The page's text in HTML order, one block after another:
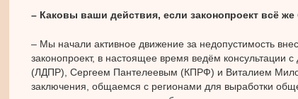
– Каковы ваши действия, если законопроект всё же
– Мы начали активное движение за недопустимость
законопроект, в настоящее время ведём консультации
(ЛДПР), Сергеем Пантелеевым (КПРФ) и Виталием
заключения, общаемся с регионами для выработки